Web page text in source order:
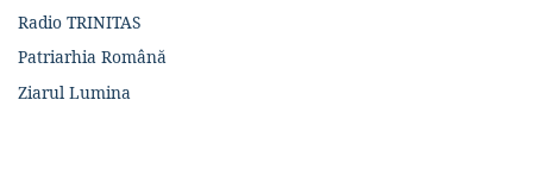
Radio TRINITAS
Patriarhia Română
Ziarul Lumina